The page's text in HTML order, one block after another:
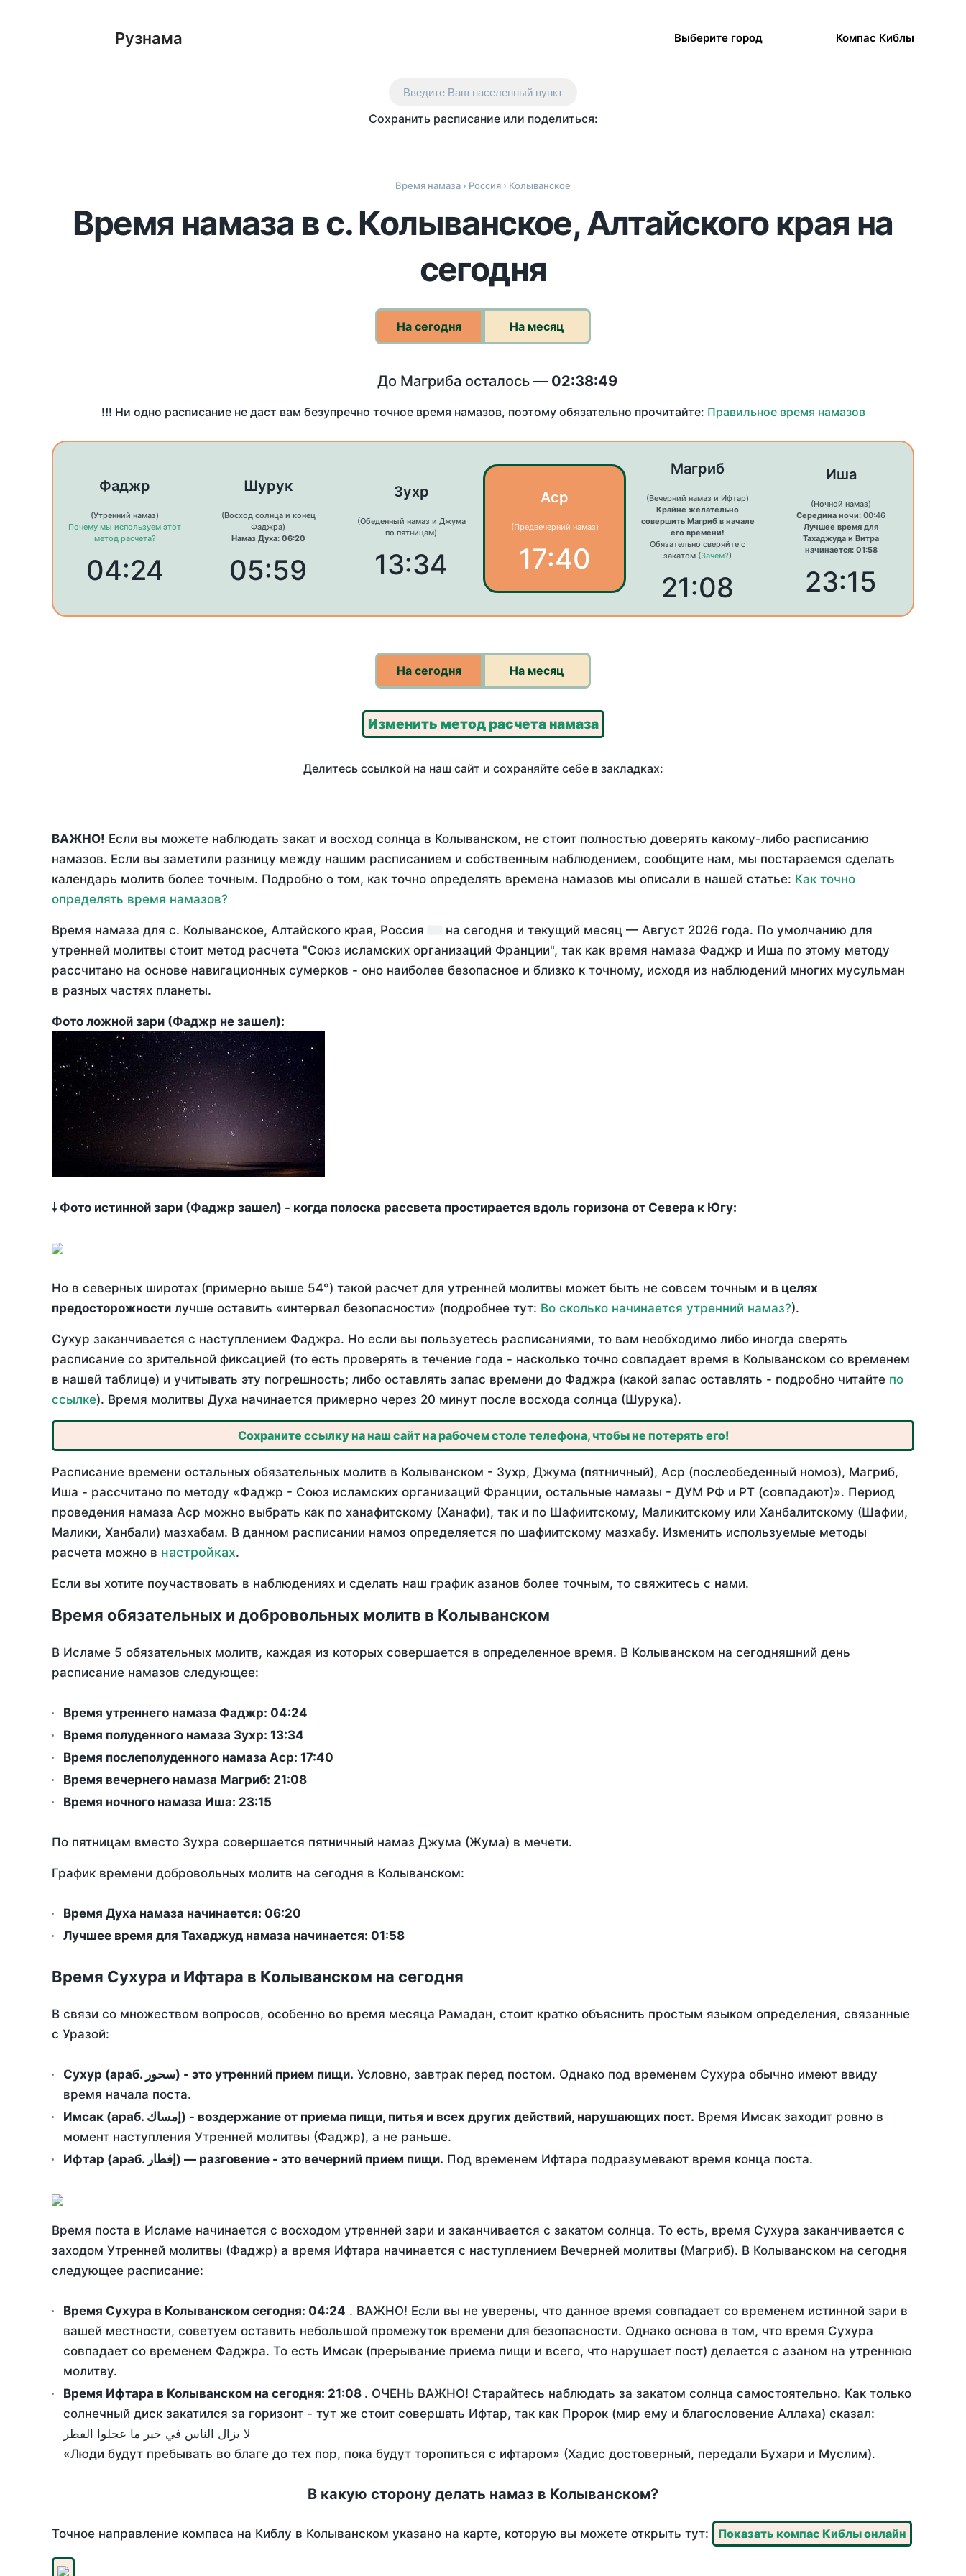
Рузнама Выберите город Компас Киблы
Введите Ваш населенный пункт
Сохранить расписание или поделиться:
Время намаза › Россия › Колыванское
Время намаза в с. Колыванское, Алтайского края на
сегодня
На сегодня На месяц
До Магриба осталось — 02:38:49
!!! Ни одно расписание не даст вам безупречно точное время намазов, поэтому обязательно прочитайте: Правильное время намазов
Фаджр
(Утренний намаз)
Почему мы используем этот
метод расчета?
04:24
Шурук
(Восход солнца и конец
Фаджра)
Намаз Духа: 06:20
05:59
Зухр
(Обеденный намаз и Джума
по пятницам)
13:34
Аср
(Предвечерний намаз)
17:40
Магриб
(Вечерний намаз и Ифтар)
Крайне желательно
совершить Магриб в начале
его времени!
Обязательно сверяйте с
закатом (Зачем?)
21:08
Иша
(Ночной намаз)
Середина ночи: 00:46
Лучшее время для
Тахаджуда и Витра
начинается: 01:58
23:15
На сегодня На месяц
Изменить метод расчета намаза
Делитесь ссылкой на наш сайт и сохраняйте себе в закладках:
ВАЖНО! Если вы можете наблюдать закат и восход солнца в Колыванском, не стоит полностью доверять какому-либо расписанию
намазов. Если вы заметили разницу между нашим расписанием и собственным наблюдением, сообщите нам, мы постараемся сделать
календарь молитв более точным. Подробно о том, как точно определять времена намазов мы описали в нашей статье: Как точно
определять время намазов?
Время намаза для с. Колыванское, Алтайского края, Россия на сегодня и текущий месяц — Август 2026 года. По умолчанию для
утренней молитвы стоит метод расчета "Союз исламских организаций Франции", так как время намаза Фаджр и Иша по этому методу
рассчитано на основе навигационных сумерков - оно наиболее безопасное и близко к точному, исходя из наблюдений многих мусульман
в разных частях планеты.
Фото ложной зари (Фаджр не зашел):
🠗 Фото истинной зари (Фаджр зашел) - когда полоска рассвета простирается вдоль горизона от Севера к Югу:
Но в северных широтах (примерно выше 54°) такой расчет для утренней молитвы может быть не совсем точным и в целях
предосторожности лучше оставить «интервал безопасности» (подробнее тут: Во сколько начинается утренний намаз?).
Сухур заканчивается с наступлением Фаджра. Но если вы пользуетесь расписаниями, то вам необходимо либо иногда сверять
расписание со зрительной фиксацией (то есть проверять в течение года - насколько точно совпадает время в Колыванском со временем
в нашей таблице) и учитывать эту погрешность; либо оставлять запас времени до Фаджра (какой запас оставлять - подробно читайте по
ссылке). Время молитвы Духа начинается примерно через 20 минут после восхода солнца (Шурука).
Сохраните ссылку на наш сайт на рабочем столе телефона, чтобы не потерять его!
Расписание времени остальных обязательных молитв в Колыванском - Зухр, Джума (пятничный), Аср (послеобеденный номоз), Магриб,
Иша - рассчитано по методу «Фаджр - Союз исламских организаций Франции, остальные намазы - ДУМ РФ и РТ (совпадают)». Период
проведения намаза Аср можно выбрать как по ханафитскому (Ханафи), так и по Шафиитскому, Маликитскому или Ханбалитскому (Шафии,
Малики, Ханбали) мазхабам. В данном расписании намоз определяется по шафиитскому мазхабу. Изменить используемые методы
расчета можно в настройках.
Если вы хотите поучаствовать в наблюдениях и сделать наш график азанов более точным, то свяжитесь с нами.
Время обязательных и добровольных молитв в Колыванском
В Исламе 5 обязательных молитв, каждая из которых совершается в определенное время. В Колыванском на сегодняшний день
расписание намазов следующее:
Время утреннего намаза Фаджр: 04:24
Время полуденного намаза Зухр: 13:34
Время послеполуденного намаза Аср: 17:40
Время вечернего намаза Магриб: 21:08
Время ночного намаза Иша: 23:15
По пятницам вместо Зухра совершается пятничный намаз Джума (Жума) в мечети.
График времени добровольных молитв на сегодня в Колыванском:
Время Духа намаза начинается: 06:20
Лучшее время для Тахаджуд намаза начинается: 01:58
Время Сухура и Ифтара в Колыванском на сегодня
В связи со множеством вопросов, особенно во время месяца Рамадан, стоит кратко объяснить простым языком определения, связанные
с Уразой:
Сухур (араб. سحور) - это утренний прием пищи. Условно, завтрак перед постом. Однако под временем Сухура обычно имеют ввиду
время начала поста.
Имсак (араб. إمساك) - воздержание от приема пищи, питья и всех других действий, нарушающих пост. Время Имсак заходит ровно в
момент наступления Утренней молитвы (Фаджр), а не раньше.
Ифтар (араб. إفطار) — разговение - это вечерний прием пищи. Под временем Ифтара подразумевают время конца поста.
Время поста в Исламе начинается с восходом утренней зари и заканчивается с закатом солнца. То есть, время Сухура заканчивается с
заходом Утренней молитвы (Фаджр) а время Ифтара начинается с наступлением Вечерней молитвы (Магриб). В Колыванском на сегодня
следующее расписание:
Время Сухура в Колыванском сегодня: 04:24 . ВАЖНО! Если вы не уверены, что данное время совпадает со временем истинной зари в
вашей местности, советуем оставить небольшой промежуток времени для безопасности. Однако основа в том, что время Сухура
совпадает со временем Фаджра. То есть Имсак (прерывание приема пищи и всего, что нарушает пост) делается с азаном на утреннюю
молитву.
Время Ифтара в Колыванском на сегодня: 21:08 . ОЧЕНЬ ВАЖНО! Старайтесь наблюдать за закатом солнца самостоятельно. Как только
солнечный диск закатился за горизонт - тут же стоит совершать Ифтар, так как Пророк (мир ему и благословение Аллаха) сказал:
لا يزال الناس في خير ما عجلوا الفطر
«Люди будут пребывать во благе до тех пор, пока будут торопиться с ифтаром» (Хадис достоверный, передали Бухари и Муслим).
В какую сторону делать намаз в Колыванском?
Точное направление компаса на Киблу в Колыванском указано на карте, которую вы можете открыть тут: Показать компас Киблы онлайн